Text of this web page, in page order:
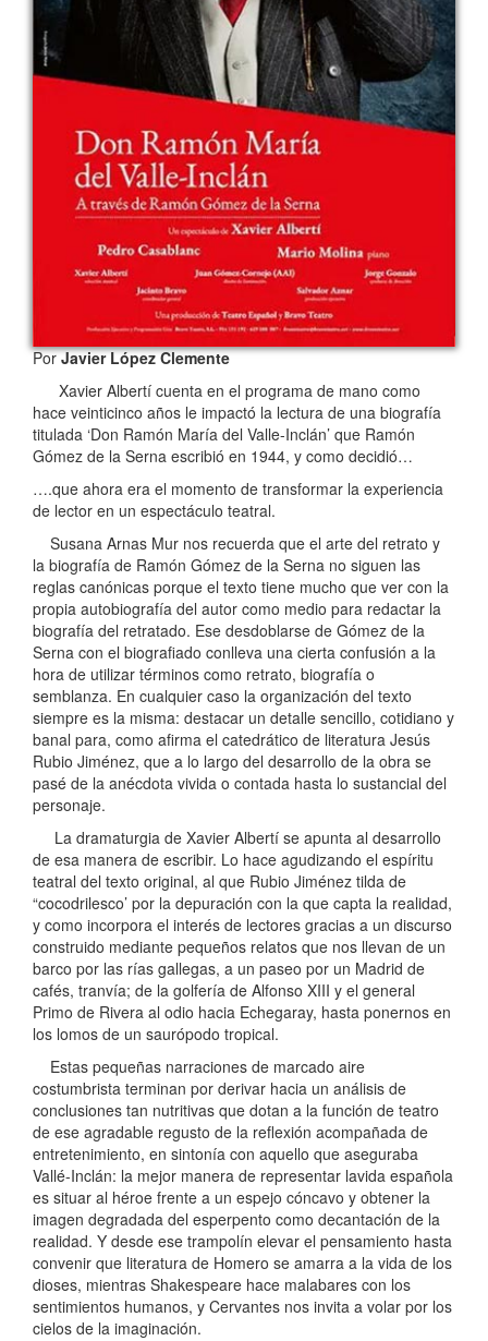
PorJavier López Clemente
Xavier Albertí cuenta en el programa de mano como
hace veinticinco años le impactó la lectura de una biografía
titulada ‘Don Ramón María del Valle-Inclán’ que Ramón
Gómez de la Serna escribió en 1944, y como decidió…
….que ahora era el momento de transformar la experiencia
de lector en un espectáculo teatral.
Susana Arnas Mur nos recuerda que el arte del retrato y
la biografía de Ramón Gómez de la Serna no siguen las
reglas canónicas porque el texto tiene mucho que ver con la
propia autobiografía del autor como medio para redactar la
biografía del retratado. Ese desdoblarse de Gómez de la
Serna con el biografiado conlleva una cierta confusión a la
hora de utilizar términos como retrato, biografía o
semblanza. En cualquier caso la organización del texto
siempre es la misma: destacar un detalle sencillo, cotidiano y
banal para, como afirma el catedrático de literatura Jesús
Rubio Jiménez, que a lo largo del desarrollo de la obra se
pasé de la anécdota vivida o contada hasta lo sustancial del
personaje.
La dramaturgia de Xavier Albertí se apunta al desarrollo
de esa manera de escribir. Lo hace agudizando el espíritu
teatral del texto original, al que Rubio Jiménez tilda de
“cocodrilesco’ por la depuración con la que capta la realidad,
y como incorpora el interés de lectores gracias a un discurso
construido mediante pequeños relatos que nos llevan de un
barco por las rías gallegas, a un paseo por un Madrid de
cafés, tranvía; de la golfería de Alfonso XIII y el general
Primo de Rivera al odio hacia Echegaray, hasta ponernos en
los lomos de un saurópodo tropical.
Estas pequeñas narraciones de marcado aire
costumbrista terminan por derivar hacia un análisis de
conclusiones tan nutritivas que dotan a la función de teatro
de ese agradable regusto de la reflexión acompañada de
entretenimiento, en sintonía con aquello que aseguraba
Vallé-Inclán: la mejor manera de representar lavida española
es situar al héroe frente a un espejo cóncavo y obtener la
imagen degradada del esperpento como decantación de la
realidad. Y desde ese trampolín elevar el pensamiento hasta
convenir que literatura de Homero se amarra a la vida de los
dioses, mientras Shakespeare hace malabares con los
sentimientos humanos, y Cervantes nos invita a volar por los
cielos de la imaginación.